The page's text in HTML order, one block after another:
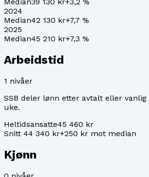
2024
Median42 130 kr+7,7 %
2025
Median45 210 kr+7,3 %
Arbeidstid
1 nivåer
SSB deler lønn etter avtalt eller
uke.
Heltidsansatte45 460 kr
Snitt 44 340 kr+250 kr mot median
Kjønn